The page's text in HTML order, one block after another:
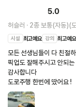
5.0
허슬러 · 2종 보통(자동)(
시설 최고예요 강의 최고예요
모든 선생님들이 다 친절
픽업도 잘해주시고 안되
감사합니다
도로주행 한번에 땄어요 !